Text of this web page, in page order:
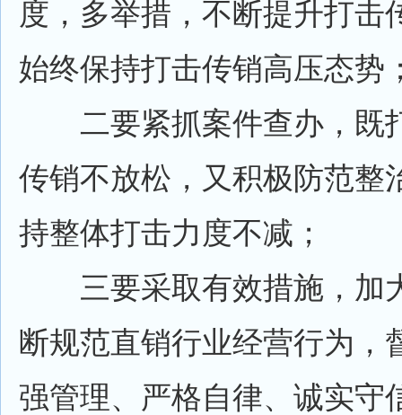
度，多举措，不断提升打击
始终保持打击传销高压态势
二要紧抓案件查办，既
传销不放松，又积极防范整
持整体打击力度不减；
三要采取有效措施，加
断规范直销行业经营行为，
强管理、严格自律、诚实守